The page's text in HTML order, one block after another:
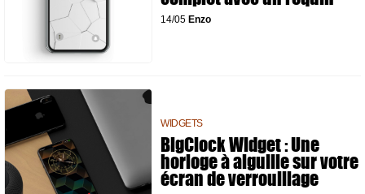
14/05 Enzo
WIDGETS
BigClock Widget : Une
horloge à aiguille sur votre
écran de verrouillage